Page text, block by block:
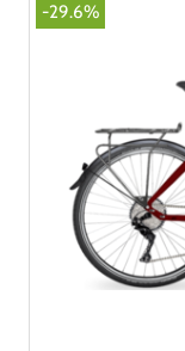
-29.6%